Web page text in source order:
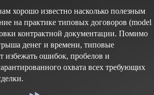
хорошо известно насколько полезным
на практике типовых договоров (model
контрактной документации. Помимо
денег и времени, типовые
избежать ошибок, пробелов и
охвата всех требующих